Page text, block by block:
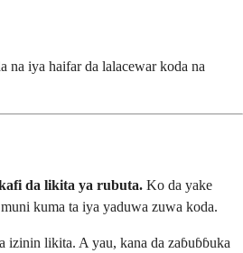
na iya haifar da lalacewar koda na
da likita ya rubuta. Ko da yake
kuma ta iya yaduwa zuwa koda.
izinin likita. A yau, kana da zaɓuɓɓuka